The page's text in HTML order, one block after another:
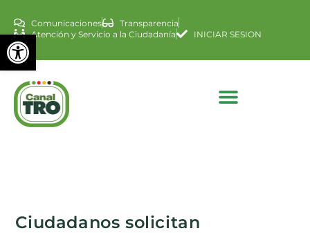
Abrir barra de
Comunicaciones
Transparencia
Atención y Servicio a la Ciudadanía
INICIAR SESION
Ciudadanos solicitan